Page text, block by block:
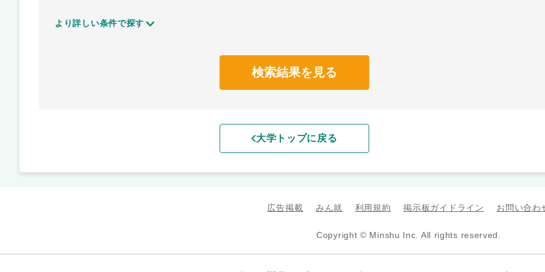
より詳しい条件で探す
検索結果を見る
大学トップに戻る
広告掲載 みん就 利用規約 掲示板ガイドライン お問い合わ
Copyright © Minshu Inc. All rights reserved.